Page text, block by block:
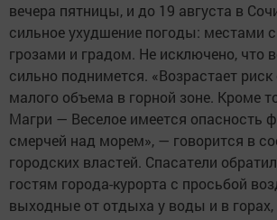
вечера пятницы, и до 19 августа в
сильное ухудшение погоды: местами
грозами и градом. Не исключено, что
сильно поднимется. «Возрастает риск
малого объема в горной зоне. Кроме
Магри — Веселое имеется опасность
смерчей над морем», — говорится в
городских властей. Спасатели
гостям города-курорта с просьбой
выходные от отдыха у воды и в горах,